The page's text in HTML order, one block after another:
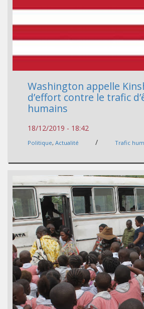
Washington appelle
d’effort contre le trafic
humains
18/12/2019 - 18:42
Politique, Actualité / Trafic